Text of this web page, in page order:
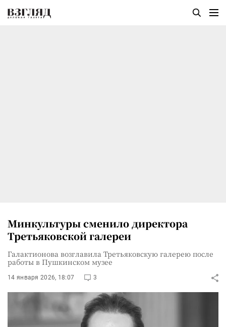
Минкультуры сменило директора
Третьяковской галереи
Галактионова возглавила Третьяковскую галерею после
работы в Пушкинском музее
14 января 2026, 18:07 3